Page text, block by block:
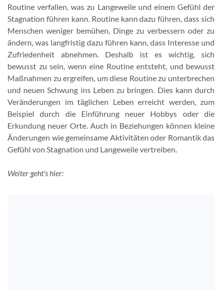
Routine verfallen, was zu Langeweile und einem Gefühl der
Stagnation führen kann. Routine kann dazu führen, dass sich
Menschen weniger bemühen, Dinge zu verbessern oder zu
ändern, was langfristig dazu führen kann, dass Interesse und
Zufriedenheit abnehmen. Deshalb ist es wichtig, sich
bewusst zu sein, wenn eine Routine entsteht, und bewusst
Maßnahmen zu ergreifen, um diese Routine zu unterbrechen
und neuen Schwung ins Leben zu bringen. Dies kann durch
Veränderungen im täglichen Leben erreicht werden, zum
Beispiel durch die Einführung neuer Hobbys oder die
Erkundung neuer Orte. Auch in Beziehungen können kleine
Änderungen wie gemeinsame Aktivitäten oder Romantik das
Gefühl von Stagnation und Langeweile vertreiben.
Weiter geht's hier: